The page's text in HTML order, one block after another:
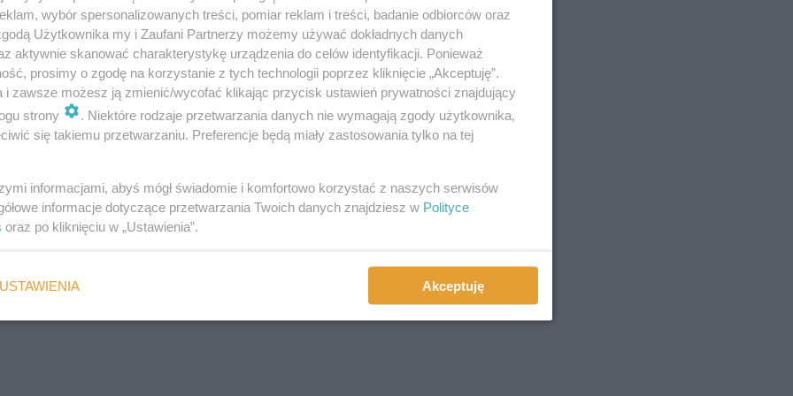
bodźców wzrokowych?
słów .
czy 6 i 9)
wzrokową
wybór spersonalizowanych treści, pomiar reklam i treści, badanie odbiorców oraz
Użytkownika my i Zaufani Partnerzy możemy używać dokładnych danych
aktywnie skanować charakterystykę urządzenia do celów identyfikacji. Ponieważ
prosimy o zgodę na korzystanie z tych technologii poprzez kliknięcie „Akceptuję”.
i zawsze możesz ją zmienić/wycofać klikając przycisk ustawień prywatności znajdujący
strony
. Niektóre rodzaje przetwarzania danych nie wymagają zgody użytkownika,
się takiemu przetwarzaniu. Preferencje będą miały zastosowania tylko na tej
informacjami, abyś mógł świadomie i komfortowo korzystać z naszych serwisów
informacje dotyczące przetwarzania Twoich danych znajdziesz w Polityce
oraz po kliknięciu w „Ustawienia”.
USTAWIENIA Akceptuję